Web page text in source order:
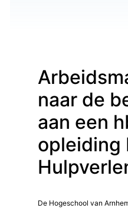
naar de
aan een
opleiding
De Hogeschool van